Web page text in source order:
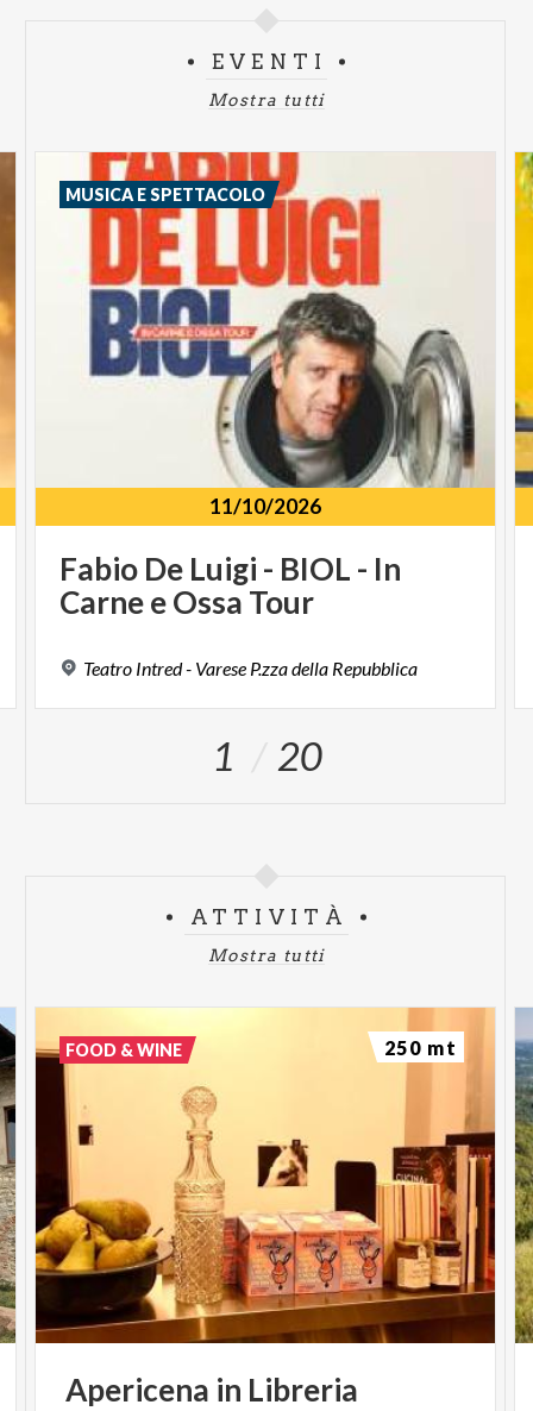
EVENTI
Mostra tutti
11/10/2026
Fabio De Luigi - BIOL - In
CarneeOssa Tour
Teatro Intred- Varese P.zzadella Repubblica
MUSICA E SPETTACOLO
1 20
ATTIVITÀ
Mostra tutti
Apericena in Libreria
FOOD & WINE 250 mt